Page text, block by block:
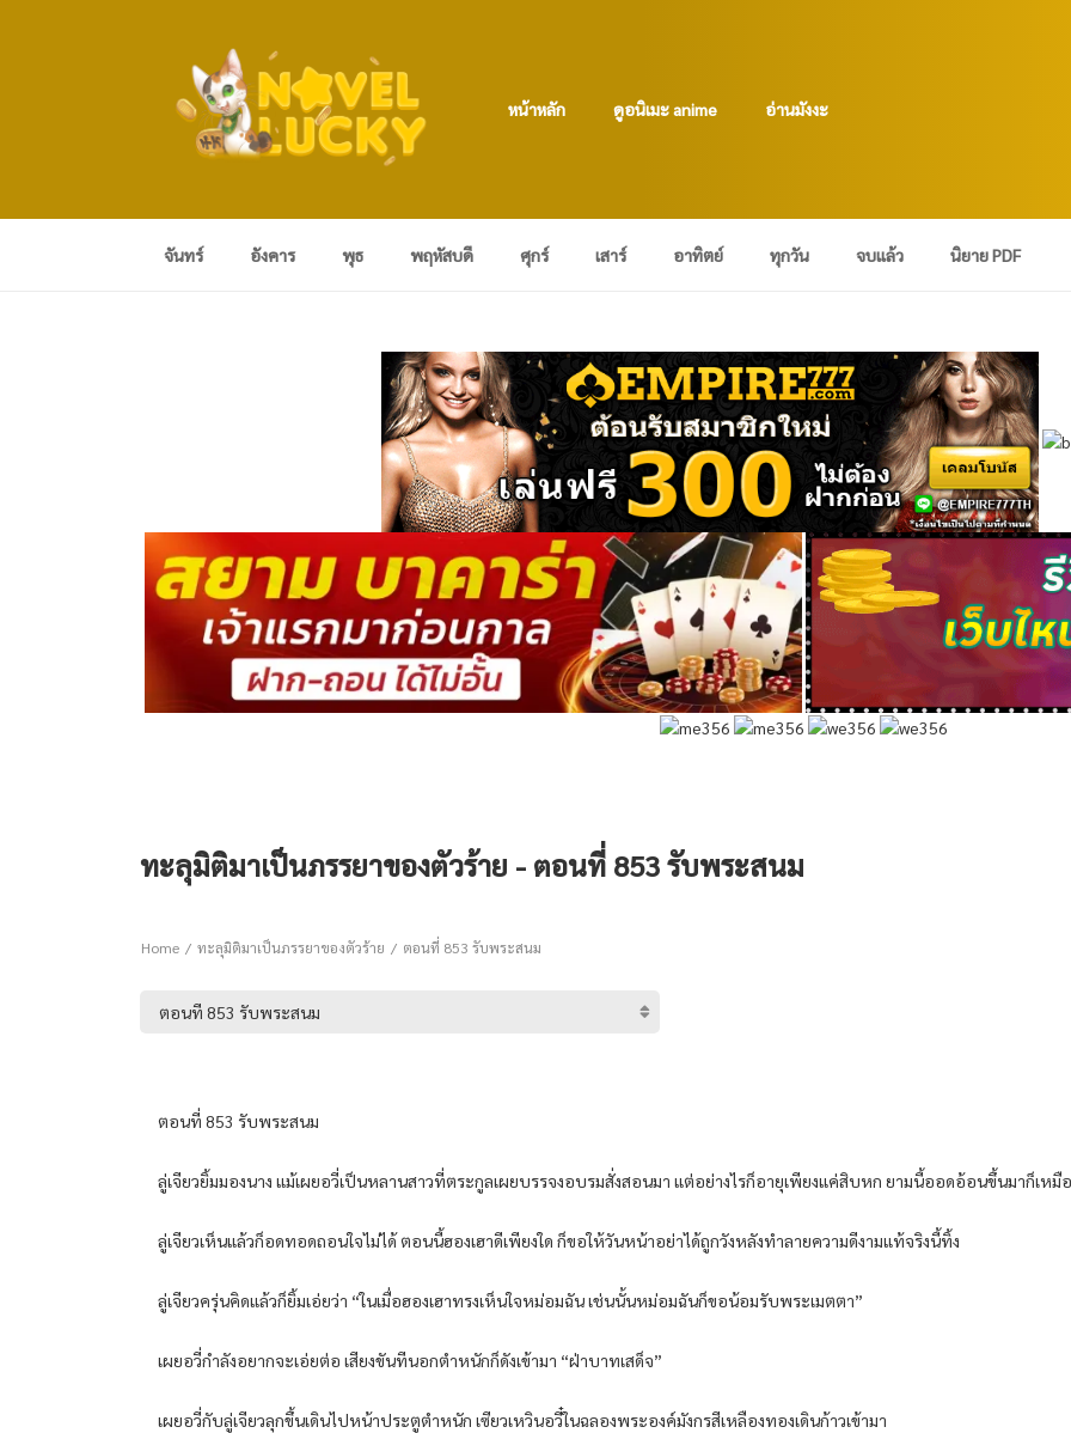
หน้าหลัก ดูอนิเมะ anime อ่านมังงะ
จันทร์ อังคาร พุธ พฤหัสบดี ศุกร์ เสาร์ อาทิตย์ ทุกวัน จบแล้ว นิยาย PDF
ทะลุมิติมาเป็นภรรยาของตัวร้าย - ตอนที่ 853 รับพระสนม
Home ทะลุมิติมาเป็นภรรยาของตัวร้าย ตอนที่ 853 รับพระสนม
ตอนที่ 853 รับพระสนม
ลู่เจียวยิ้มมองนาง แม้เผยอวี่เป็นหลานสาวที่ตระกูลเผยบรรจงอบรมสั่งสอนมา แต่อย่างไรก็อายุเพียงแค่สิบหก ยามนี้ออดอ้อนขึ้นมาก็เห
ลู่เจียวเห็นแล้วก็อดทอดถอนใจไม่ได้ ตอนนี้ฮองเฮาดีเพียงใด ก็ขอให้วันหน้าอย่าได้ถูกวังหลังทำลายความดีงามแท้จริงนี้ทิ้ง
ลู่เจียวครุ่นคิดแล้วก็ยิ้มเอ่ยว่า “ในเมื่อฮองเฮาทรงเห็นใจหม่อมฉัน เช่นนั้นหม่อมฉันก็ขอน้อมรับพระเมตตา”
เผยอวี่กำลังอยากจะเอ่ยต่อ เสียงขันทีนอกตำหนักก็ดังเข้ามา “ฝ่าบาทเสด็จ”
เผยอวี่กับลู่เจียวลุกขึ้นเดินไปหน้าประตูตำหนัก เซียวเหวินอวี๋ในฉลองพระองค์มังกรสีเหลืองทองเดินก้าวเข้ามา